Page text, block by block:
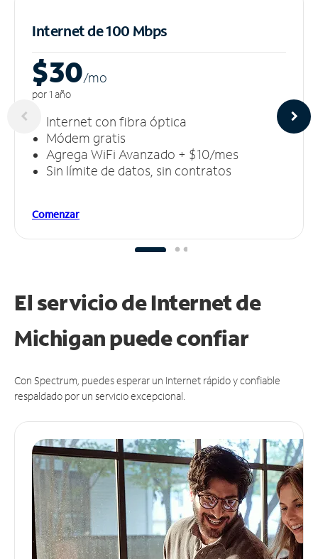
Internet de 100 Mbps
$30/mo
por 1 año
Internet con fibra óptica
Módem gratis
Agrega WiFi Avanzado + $10/mes
Sin límite de datos, sin contratos
Comenzar
El servicio de Internet de
Michigan puedeconfiar
Con Spectrum, puedes esperar un Internet rápido y confiable
respaldado por un servicio excepcional.